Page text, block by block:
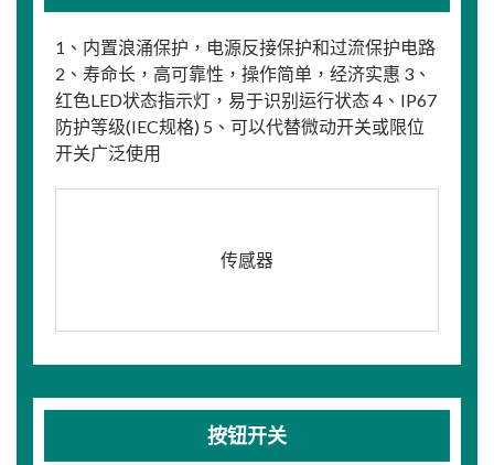
1、内置浪涌保护，电源反接保护和过流保护电路
2、寿命长，高可靠性，操作简单，经济实惠 3、
红色LED状态指示灯，易于识别运行状态 4、IP67
防护等级(IEC规格) 5、可以代替微动开关或限位
开关广泛使用
传感器
按钮开关